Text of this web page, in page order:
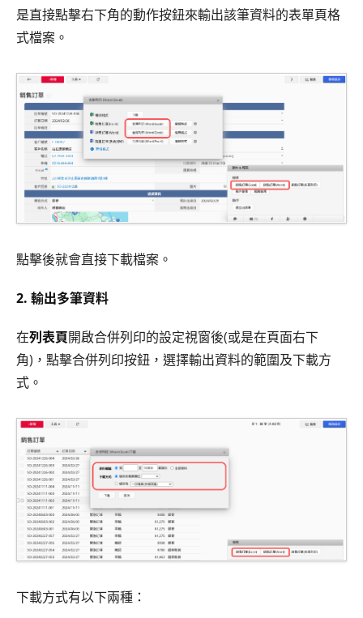
是直接點擊右下角的動作按鈕來輸出該筆資料的表單頁格
式檔案。
點擊後就會直接下載檔案。
2. 輸出多筆資料
在列表頁開啟合併列印的設定視窗後(或是在頁面右下
角)，點擊合併列印按鈕，選擇輸出資料的範圍及下載方
式。
下載方式有以下兩種：